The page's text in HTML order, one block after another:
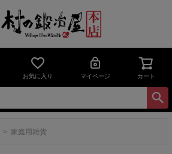
お気に入り マイページ カート
家庭用雑貨